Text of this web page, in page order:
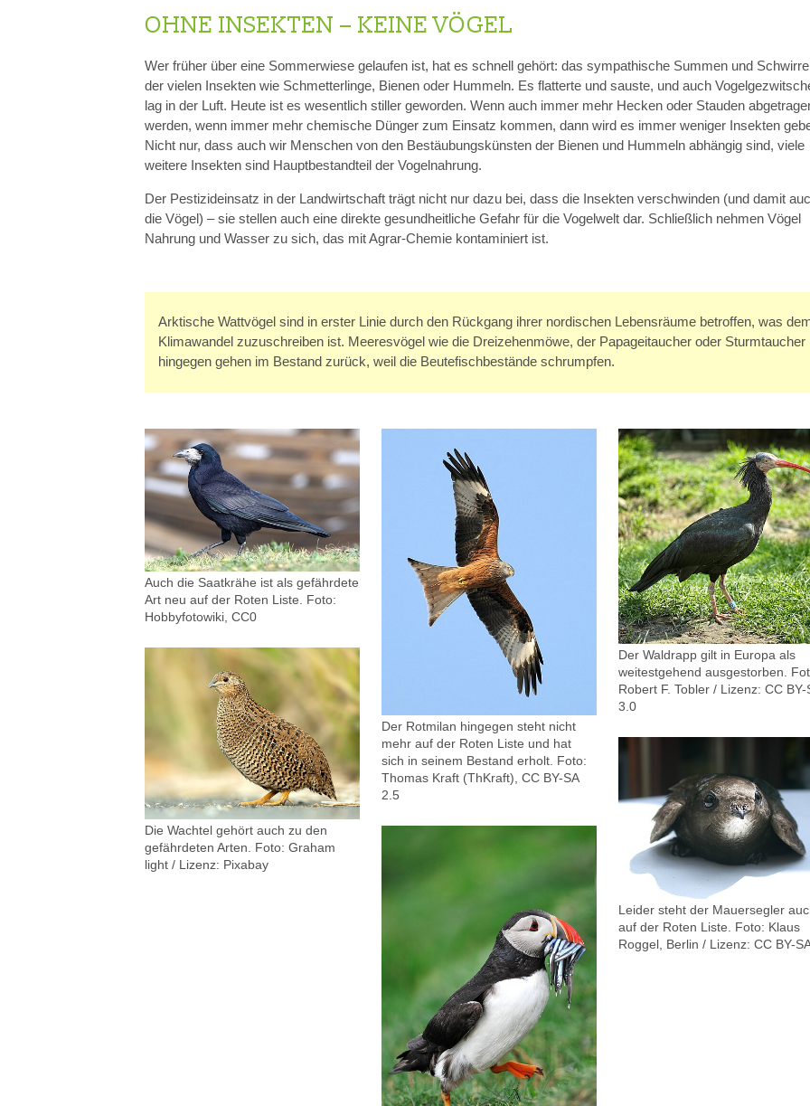
OHNE INSEKTEN – KEINE VÖGEL
Wer früher über eine Sommerwiese gelaufen ist, hat es schnell gehört: das sympathische Summen und
der vielen Insekten wie Schmetterlinge, Bienen oder Hummeln. Es flatterte und sauste, und auch
lag in der Luft. Heute ist es wesentlich stiller geworden. Wenn auch immer mehr Hecken oder Stauden
werden, wenn immer mehr chemische Dünger zum Einsatz kommen, dann wird es immer weniger Insekten
Nicht nur, dass auch wir Menschen von den Bestäubungskünsten der Bienen und Hummeln abhängig sind, viele
weitere Insekten sind Hauptbestandteil der Vogelnahrung.
Der Pestizideinsatz in der Landwirtschaft trägt nicht nur dazu bei, dass die Insekten verschwinden (und damit
die Vögel) – sie stellen auch eine direkte gesundheitliche Gefahr für die Vogelwelt dar. Schließlich nehmen Vögel
Nahrung und Wasser zu sich, das mit Agrar-Chemie kontaminiert ist.
Arktische Wattvögel sind in erster Linie durch den Rückgang ihrer nordischen Lebensräume betroffen, was
Klimawandel zuzuschreiben ist. Meeresvögel wie die Dreizehenmöwe, der Papageitaucher oder Sturmtaucher
hingegen gehen im Bestand zurück, weil die Beutefischbestände schrumpfen.
Auch die Saatkrähe ist als gefährdete
Art neu auf der Roten Liste. Foto:
Hobbyfotowiki, CC0
Der Rotmilan hingegen steht nicht
mehr auf der Roten Liste und hat
sich in seinem Bestand erholt. Foto:
Thomas Kraft (ThKraft), CC BY-SA
2.5
Der Waldrapp gilt in Europa als
weitestgehend ausgestorben.
Robert F. Tobler / Lizenz: CC BY-
3.0
Die Wachtel gehört auch zu den
gefährdeten Arten. Foto: Graham
light / Lizenz: Pixabay
Leider steht der Mauersegler
auf der Roten Liste. Foto: Klaus
Roggel, Berlin / Lizenz: CC BY-